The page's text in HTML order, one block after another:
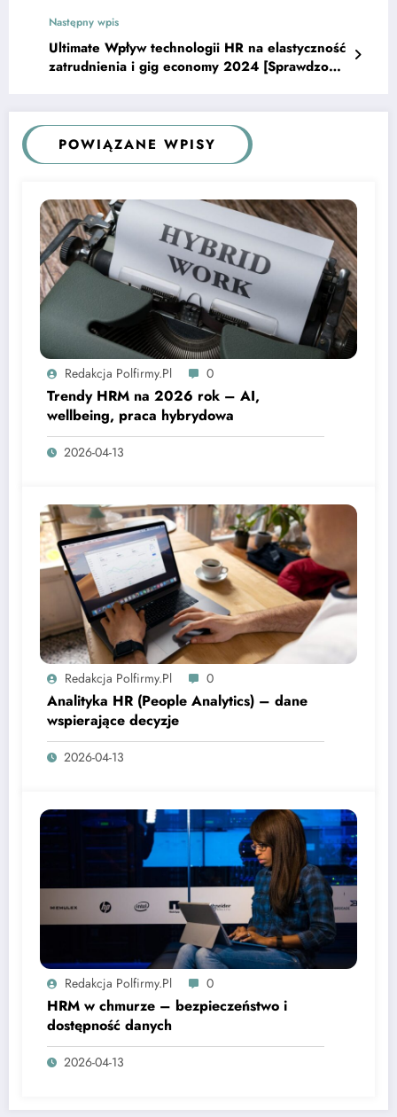
Następny wpis
Ultimate Wpływ technologii HR na elastyczność
zatrudnienia i gig economy 2024 [Sprawdzone
POWIĄZANE WPISY
Redakcja Polfirmy.pl 0
Trendy HRM na 2026 rok – AI,
wellbeing, praca hybrydowa
2026-04-13
Redakcja Polfirmy.pl 0
Analityka HR (People Analytics) – dane
wspierające decyzje
2026-04-13
Redakcja Polfirmy.pl 0
HRM w chmurze – bezpieczeństwo i
dostępność danych
2026-04-13